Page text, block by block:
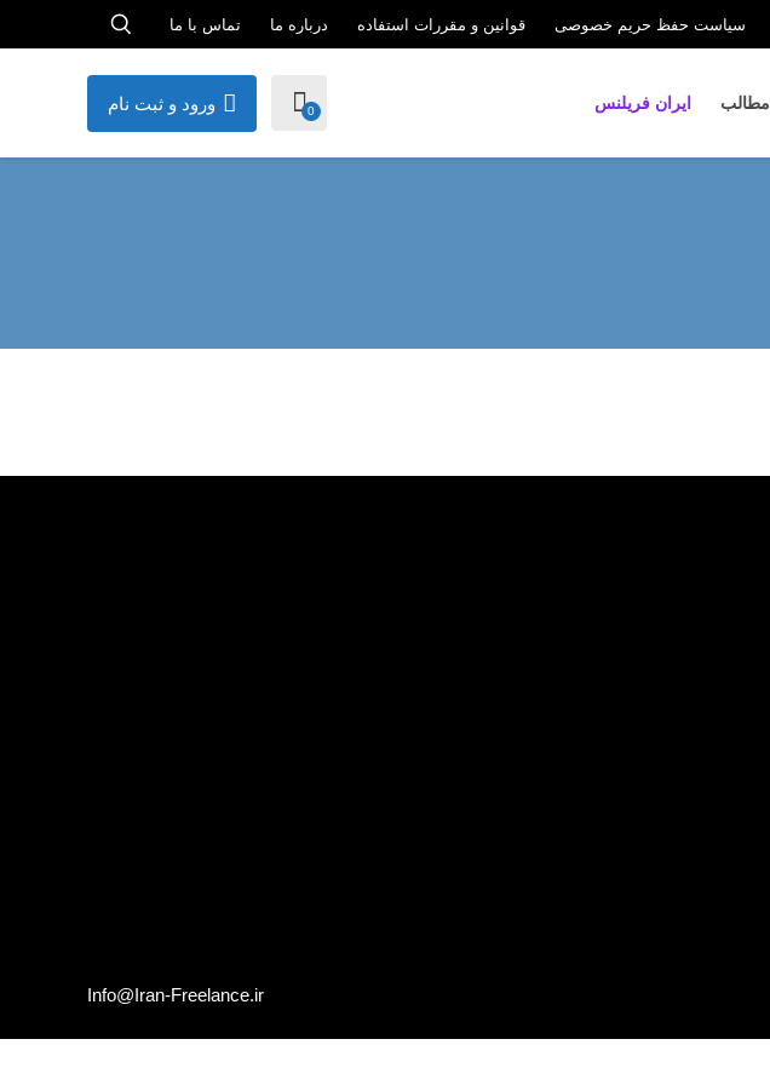
سیاست حفظ حریم خصوصی قوانین و مقررات استفاده درباره ما تماس با ما
مطالب ایران فریلنس 0 ورود و ثبت نام
Info@Iran-Freelance.ir